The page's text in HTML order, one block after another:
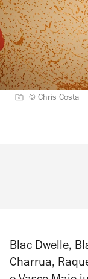
© Chris Costa
Blac Dwelle,
Charrua,